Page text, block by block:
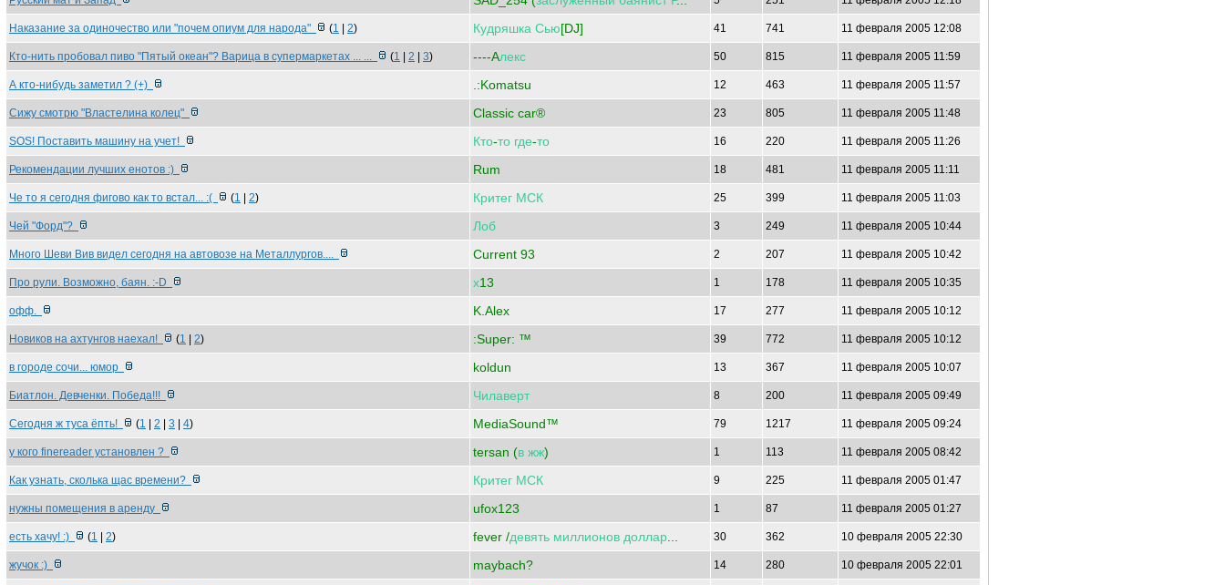
Наказание за одиночество или "почем опиум для народа" (1 2) Кудряшка Сью[DJ] 41 741 11 февраля 2005 12:08
Кто-нить пробовал пиво "Пятый океан"? Варица в супермаркетах ... ... (1 2 3) ----Aлекс 50 815 11 февраля 2005 11:59
А кто-нибудь заметил ? (+) .:Komatsu 12 463 11 февраля 2005 11:57
Сижу смотрю "Властелина колец" Classic car® 23 805 11 февраля 2005 11:48
SOS! Поставить машину на учет! Кто-то где-то 16 220 11 февраля 2005 11:26
Рекомендации лучших енотов :) Rum 18 481 11 февраля 2005 11:11
Че то я сегодня фигово как то встал... :( (1 2) Критег МСК 25 399 11 февраля 2005 11:03
Чей "Форд"? Лоб 3 249 11 февраля 2005 10:44
Много Шеви Вив видел сегодня на автовозе на Металлургов.... Current 93 2 207 11 февраля 2005 10:42
Про рули. Возможно, баян. :-D х13 1 178 11 февраля 2005 10:35
офф. K.Alex 17 277 11 февраля 2005 10:12
Новиков на ахтунгов наехал! (1 2) :Super: ™ 39 772 11 февраля 2005 10:12
в городе сочи... юмор koldun 13 367 11 февраля 2005 10:07
Биатлон. Девченки. Победа!!! Чилаверт 8 200 11 февраля 2005 09:49
Сегодня ж туса ёпть! (1 2 3 4) MediaSound™ 79 1217 11 февраля 2005 09:24
у кого finereader установлен ? tersan (в жж) 1 113 11 февраля 2005 08:42
Как узнать, сколька щас времени? Критег МСК 9 225 11 февраля 2005 01:47
нужны помещения в аренду ufox123 1 87 11 февраля 2005 01:27
есть хачу! :) (1 2) fever /девять миллионов доллар 30 362 10 февраля 2005 22:30
жучок :) maybach? 14 280 10 февраля 2005 22:01